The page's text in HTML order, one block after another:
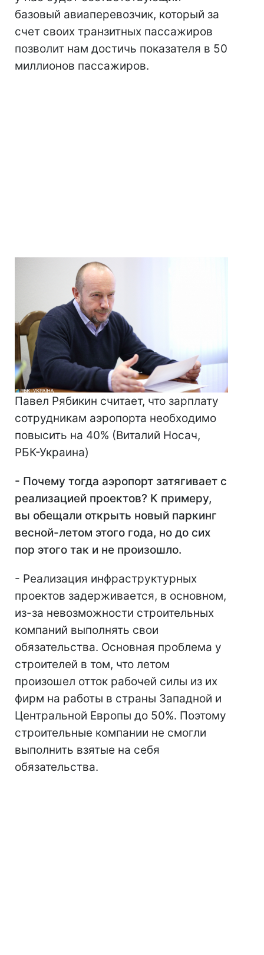
базовый авиаперевозчик, который за
счет своих транзитных пассажиров
позволит нам достичь показателя в 50
миллионов пассажиров.
Павел Рябикин считает, что зарплату
сотрудникам аэропорта необходимо
повысить на 40% (Виталий Носач,
РБК-Украина)
- Почему тогда аэропорт затягивает с
реализацией проектов? К примеру,
вы обещали открыть новый паркинг
весной-летом этого года, но до сих
пор этого так и не произошло.
- Реализация инфраструктурных
проектов задерживается, в основном,
из-за невозможности строительных
компаний выполнять свои
обязательства. Основная проблема у
строителей в том, что летом
произошел отток рабочей силы из их
фирм на работы в страны Западной и
Центральной Европы до 50%. Поэтому
строительные компании не смогли
выполнить взятые на себя
обязательства.